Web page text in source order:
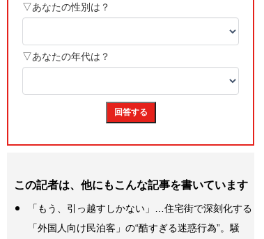
この記者は、他にもこんな記事を書いています
「もう、引っ越すしかない」…住宅街で深刻化する
「外国人向け民泊客」の“酷すぎる迷惑行為”。騒